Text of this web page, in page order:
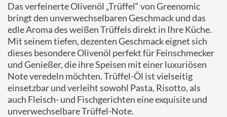
Das verfeinerte Olivenöl „Trüffel“ von Greenomic
bringt den unverwechselbaren Geschmack und das
edle Aroma des weißen Trüffels direkt in Ihre Küche.
Mit seinem tiefen, dezenten Geschmack eignet sich
dieses besondere Olivenöl perfekt für Feinschmecker
und Genießer, die ihre Speisen mit einer luxuriösen
Note veredeln möchten. Trüffel-Öl ist vielseitig
einsetzbar und verleiht sowohl Pasta, Risotto, als
auch Fleisch- und Fischgerichten eine exquisite und
unverwechselbare Trüffel-Note.